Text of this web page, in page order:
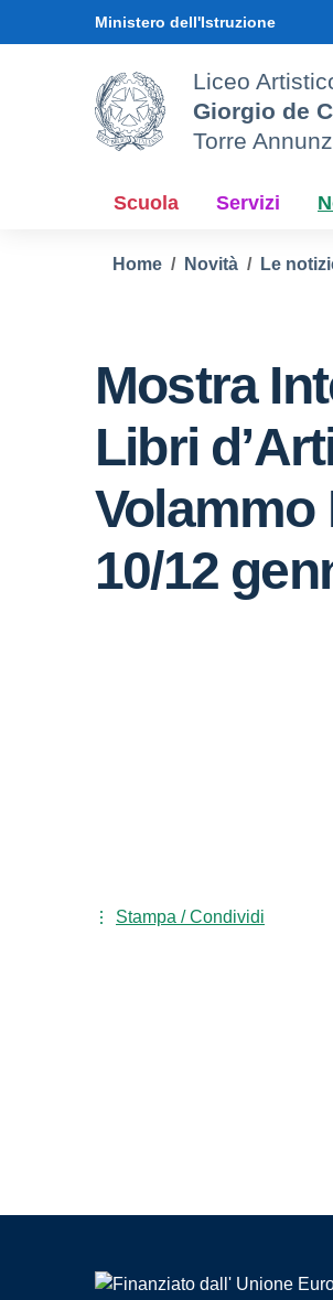
Ministero dell'Istruzione
Liceo
Giorgio de
Torre
Scuola Servizi
Home Novità Le
Mostra
Libri
Volammo
10/12
Stampa / Condividi